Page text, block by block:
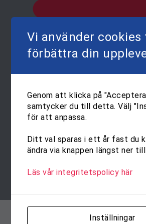
Vi använder
förbättra din
Genom att klicka på
samtycker du till detta. Välj
för att anpassa.
Ditt val sparas i ett år fast du
ändra via knappen längst ner
Läs vår integritetspolicy här
Inställningar